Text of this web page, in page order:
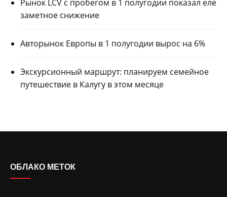
Рынок LCV с пробегом в 1 полугодии показал еле
заметное снижение
Авторынок Европы в 1 полугодии вырос на 6%
Экскурсионный маршрут: планируем семейное
путешествие в Калугу в этом месяце
ОБЛАКО МЕТОК